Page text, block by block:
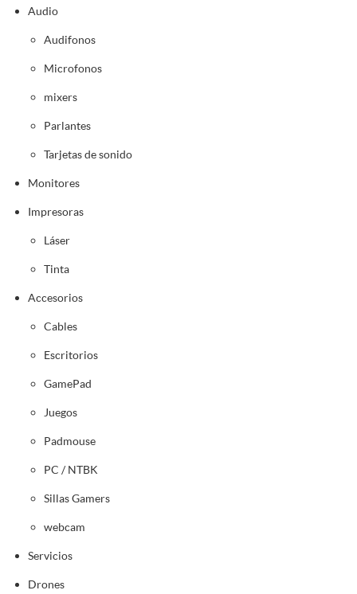
Audio
Audifonos
Microfonos
mixers
Parlantes
Tarjetas de sonido
Monitores
Impresoras
Láser
Tinta
Accesorios
Cables
Escritorios
GamePad
Juegos
Padmouse
PC / NTBK
Sillas Gamers
webcam
Servicios
Drones